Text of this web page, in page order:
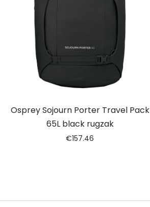
Osprey Sojourn Porter Travel Pack
65L black rugzak
€157.46